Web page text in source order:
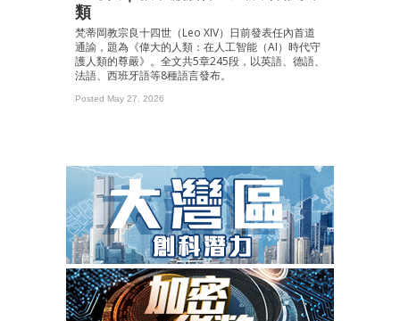
類
梵蒂岡教宗良十四世（Leo XIV）日前發表任內首道
通諭，題為《偉大的人類：在人工智能（AI）時代守
護人類的尊嚴》。全文共5章245段，以英語、德語、
法語、西班牙語等8種語言發布。
Posted May 27, 2026